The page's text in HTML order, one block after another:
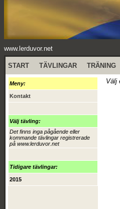
www.lerduvor.net
START TÄVLINGAR TRÄNING
Meny:
Kontakt
Välj tävling:
Det finns inga pågående eller
kommande tävlingar registrerade
på www.lerduvor.net
Tidigare tävlingar:
2015
Välj